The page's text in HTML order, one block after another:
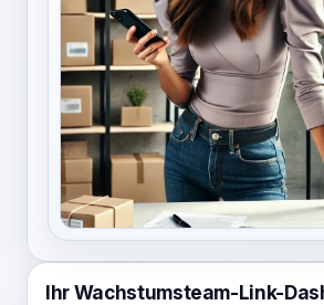
Ihr Wachstumsteam-Link-